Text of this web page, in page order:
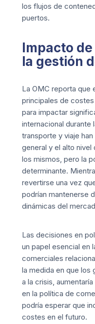
los flujos de
puertos.
Impacto
la gestión
La OMC reporta que
principales de
para impactar
internacional durante
transporte y viaje
general y el alto
los mismos, pero la
determinante.
revertirse una vez
podrían mantenerse
dinámicas del
Las decisiones en
un papel esencial en
comerciales
la medida en que los
a la crisis,
en la política de
podría esperar que
costes en el futuro.